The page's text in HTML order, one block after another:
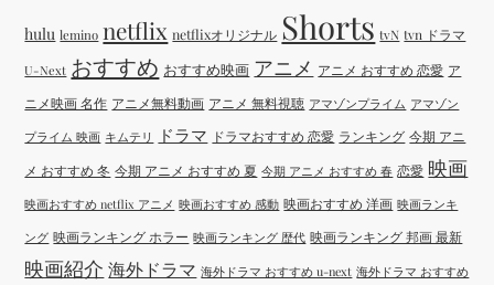
hulu lemino netflix netflixオリジナル Shorts tvN tvn ドラマ
U-Next おすすめ おすすめ映画 アニメ アニメ おすすめ 恋愛 ア
ニメ映画 名作 アニメ無料動画 アニメ 無料視聴 アマゾンプライム アマゾン
プライム 映画 キムテリ ドラマ ドラマおすすめ 恋愛 ランキング 今期 アニ
メ おすすめ 冬 今期 アニメ おすすめ 夏 今期 アニメ おすすめ 春 恋愛 映画
映画おすすめ netflix アニメ 映画おすすめ 感動 映画おすすめ 洋画 映画ランキ
ング 映画ランキング ホラー 映画ランキング 歴代 映画ランキング 邦画 最新
映画紹介 海外ドラマ 海外ドラマ おすすめ u-next 海外ドラマ おすすめ